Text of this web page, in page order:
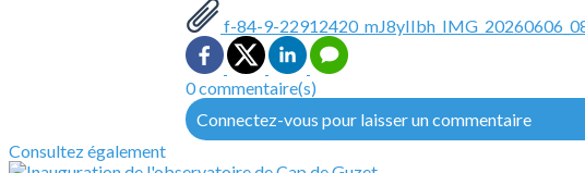
f-84-9-
0 commentaire(s)
Connectez-vous pour laisser un commentaire
Consultez également